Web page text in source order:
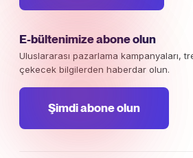
E-bültenimize abone olun
Uluslararası pazarlama kampanyaları,
çekecek bilgilerden haberdar olun.
Şimdi abone olun